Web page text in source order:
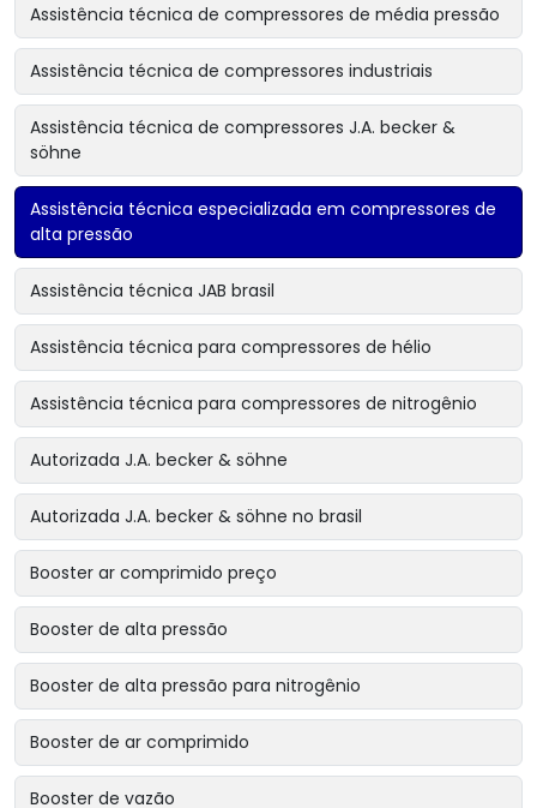
Assistência técnica de compressores de média pressão
Assistência técnica de compressores industriais
Assistência técnica de compressores J.A. becker &
söhne
Assistência técnica especializada em compressores de
alta pressão
Assistência técnica JAB brasil
Assistência técnica para compressores de hélio
Assistência técnica para compressores de nitrogênio
Autorizada J.A. becker & söhne
Autorizada J.A. becker & söhne no brasil
Booster ar comprimido preço
Booster de alta pressão
Booster de alta pressão para nitrogênio
Booster de ar comprimido
Booster de vazão